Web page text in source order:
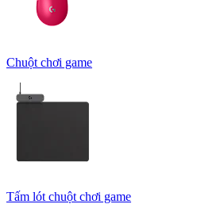
Chuột chơi game
Tấm lót chuột chơi game